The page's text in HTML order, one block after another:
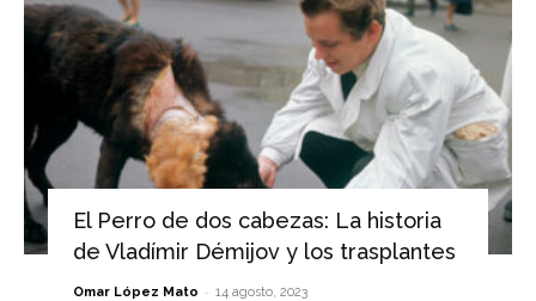
El Perro de dos cabezas: La historia
de Vladímir Démijov y los trasplantes
Omar López Mato - 14 agosto, 2023